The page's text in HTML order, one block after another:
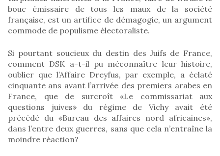
bouc émissaire de tous les maux de la société
française, est un artifice de démagogie, un argument
commode de populisme électoraliste.
Si pourtant soucieux du destin des Juifs de France,
comment DSK a-t-il pu méconnaître leur histoire,
oublier que l’Affaire Dreyfus, par exemple, a éclaté
cinquante ans avant l’arrivée des premiers arabes en
France, que de surcroît «Le commissariat aux
questions juives» du régime de Vichy avait été
précédé du «Bureau des affaires nord africaines»,
dans l’entre deux guerres, sans que cela n’entraîne la
moindre réaction?